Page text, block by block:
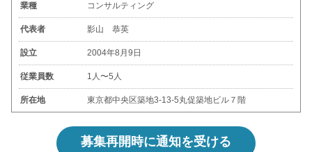
業種 コンサルティング
代表者 影山 恭英
設立 2004年8月9日
従業員数 1人〜5人
所在地 東京都中央区築地3-13-5丸促築地ビル７階
募集再開時に通知を受ける